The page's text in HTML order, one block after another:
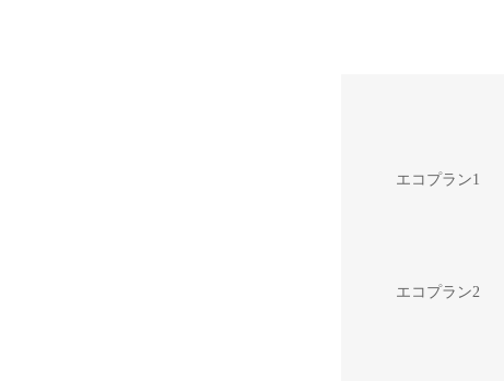
エコプラン1
エコプラン2